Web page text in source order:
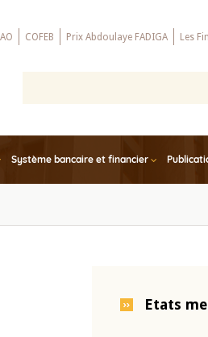
COFEB Prix Abdoulaye FADIGA Les
Système bancaire et financier
Etats